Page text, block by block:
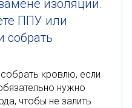
изоляции.
ППУ или
собрать
кровлю, если
нужно
чтобы не залить